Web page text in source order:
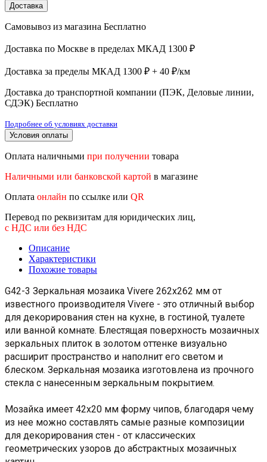
Доставка
Самовывоз из магазина Бесплатно
Доставка по Москве в пределах МКАД 1300 ₽
Доставка за пределы МКАД 1300 ₽ + 40 ₽/км
Доставка до транспортной компании (ПЭК, Деловые линии,
СДЭК) Бесплатно
Подробнее об условиях доставки
Условия оплаты
Оплата наличными при получении товара
Наличными или банковской картой в магазине
Оплата онлайн по ссылке или QR
Перевод по реквизитам для юридических лиц,
с НДС или без НДС
Описание
Характеристики
Похожие товары
G42-3 Зеркальная мозаика Vivere 262x262 мм от
известного производителя Vivere - это отличный выбор
для декорирования стен на кухне, в гостиной, туалете
или ванной комнате. Блестящая поверхность мозаичных
зеркальных плиток в золотом оттенке визуально
расширит пространство и наполнит его светом и
блеском. Зеркальная мозаика изготовлена из прочного
стекла с нанесенным зеркальным покрытием.
Мозайка имеет 42x20 мм форму чипов, благодаря чему
из нее можно составлять самые разные композиции
для декорирования стен - от классических
геометрических узоров до абстрактных мозаичных